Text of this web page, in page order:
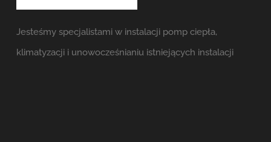
Jesteśmy specjalistami w instalacji pomp ciepła,
klimatyzacji i unowocześnianiu istniejących instalacji